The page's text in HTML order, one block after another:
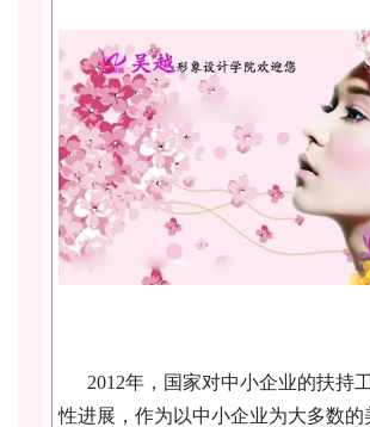
2012年，国家对中小企业的扶持
性进展，作为以中小企业为大多数的